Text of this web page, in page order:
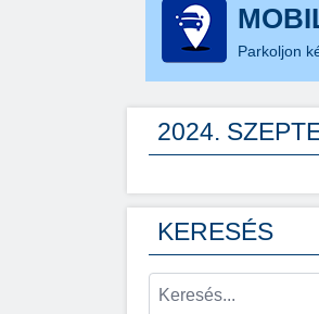
Parkoljon
2024.
KERESÉS